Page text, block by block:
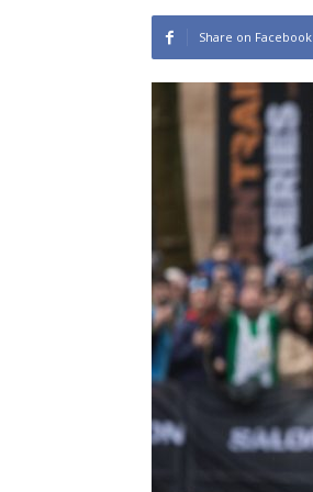
Share on Facebook